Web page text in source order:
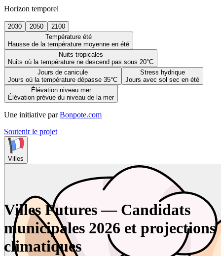
Horizon temporel
2030 2050
2100
Température été
Hausse de la température moyenne en été
Nuits tropicales
Nuits où la température ne descend pas sous 20°C
Jours de canicule
Jours où la température dépasse 35°C
Stress hydrique
Jours avec sol sec en été
Élévation niveau mer
Élévation prévue du niveau de la mer
Une initiative par Bonpote.com
Soutenir le projet
Villes
Villes Futures — Candidats
municipales 2026 et projections
climatiques